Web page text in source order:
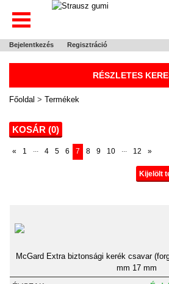
Bejelentkezés Regisztráció
RÉSZLETES
Főoldal > Termékek
KOSÁR (0)
« 1 ... 4 5 6 7 8 9 10 ... 12 »
Kijelölt
McGard Extra biztonsági kerék csavar
mm 17 mm